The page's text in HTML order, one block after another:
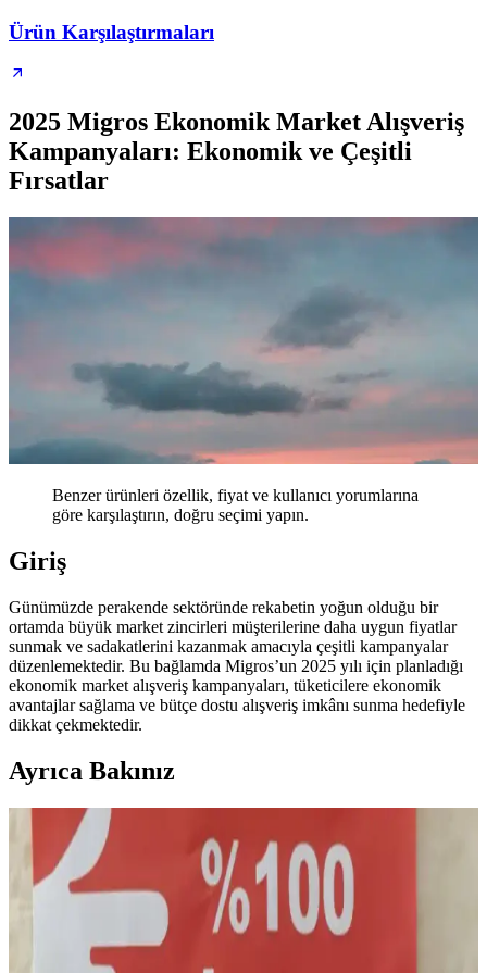
Ürün Karşılaştırmaları
2025 Migros Ekonomik Market Alışveriş
Kampanyaları: Ekonomik ve Çeşitli
Fırsatlar
Benzer ürünleri özellik, fiyat ve kullanıcı yorumlarına
göre karşılaştırın, doğru seçimi yapın.
Giriş
Günümüzde perakende sektöründe rekabetin yoğun olduğu bir
ortamda büyük market zincirleri müşterilerine daha uygun fiyatlar
sunmak ve sadakatlerini kazanmak amacıyla çeşitli kampanyalar
düzenlemektedir. Bu bağlamda Migros’un 2025 yılı için planladığı
ekonomik market alışveriş kampanyaları, tüketicilere ekonomik
avantajlar sağlama ve bütçe dostu alışveriş imkânı sunma hedefiyle
dikkat çekmektedir.
Ayrıca Bakınız
Safeway Marketlerinde Et Alışverişi: Kalite,
İndirimler ve Tasarruf Yöntemleri
Safeway marketlerinde kaliteli et ürünleri uygun fiyatlarla sunuluyor.
İndirimler, kuponlar ve vakumlu paketleme yöntemleriyle tasarruf
sağlanırken, mobil uygulama alışverişi kolaylaştırıyor.